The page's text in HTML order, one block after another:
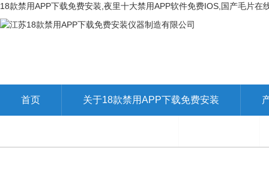
18款禁用APP下载免费安装,夜里十大禁用APP软件免费IOS,国产毛片在
首页 关于18款禁用APP下载免费安装